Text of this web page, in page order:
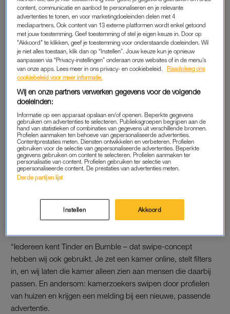
“Vijf jaar geleden woonde ik nog bij mijn ouders. Toen brak
corona uit en dacht ik: ik moet eruit. Niet omdat het thuis niet
fijn was, maar omdat ik jaloers werd op het sociale leven van
vrienden die al op kamers zaten in Nijmegen. Toen ben ik zelf
ook op kamers gegaan. En dat bleek fantastisch – mijn eerste
huisgenoten zijn nog steeds goede vrienden van me.
Ik heb inmiddels in verschillende huizen gewoond en minimaal
honderd huisgenoten gehad. In Nijmegen, Utrecht en in het
buitenland. Als er één ding is wat ik heb geleerd, is het hoe
belangrijk een goede klik met je huisgenoten is. Maar het
zoeken naar een kamer is een vaag proces.
Facebookgroepen zijnthe way to go, maar dat is tijdrovend,
chaotisch en zit vol met oplichters.
makkelijker kunnen. Toen zijn we Dingdong gestart.”
Wat maakt de app anders dan een Facebookgroep?
“Iedereen kent Tinder en Bumble – dat swipe-concept
hebben wij ook gebruikt. Je zet een kamer online, stelt filters
in, en wij laten die kamer alleen zien aan mensen die daarbij
passen. En andersom: kamerzoekers swipen door profielen
van huizen en krijgen een melding bij een nieuwe, passende
advertentie.
content, communicatie en aanbod te personaliseren en je relevante
advertenties te tonen, en voor marketingdoeleinden delen met 4
mediapartners. Ook content van 13 externe platformen wordt enkel getoond
met jouw toestemming. Geef toestemming of stel je eigen keuze in. Door op
"Akkoord" te klikken, geef je toestemming voor onderstaande doeleinden. Wil
je niet alles toestaan, klik dan op “Instellen”. Jouw keuze kun je opnieuw
aanpassen via “Privacy-instellingen” onderaan onze websites of in de menu’s
van onze apps. Lees meer in ons privacy- en cookiebeleid.
Raadpleeg ons
cookiebeleid voor meer informatie.
Wij en onze partners verwerken gegevens voor de volgende
doeleinden:
Informatie op een apparaat opslaan en/of openen. Beperkte gegevens
gebruiken om advertenties te selecteren. Publieksgroepen begrijpen aan de
hand van statistieken of combinaties van gegevens uit verschillende bronnen.
Profielen aanmaken ten behoeve van gepersonaliseerde advertenties.
Contentprestaties meten. Diensten ontwikkelen en verbeteren. Profielen
gebruiken voor de selectie van gepersonaliseerde advertenties. Beperkte
gegevens gebruiken om content te selecteren. Profielen aanmaken ter
personalisatie van content. Profielen gebruiken ter selectie van
gepersonaliseerde content. De prestaties van advertenties meten.
Derde partijen lijst
Instellen Akkoord